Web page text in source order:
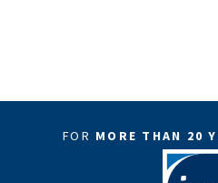
FOR MORE THAN 20